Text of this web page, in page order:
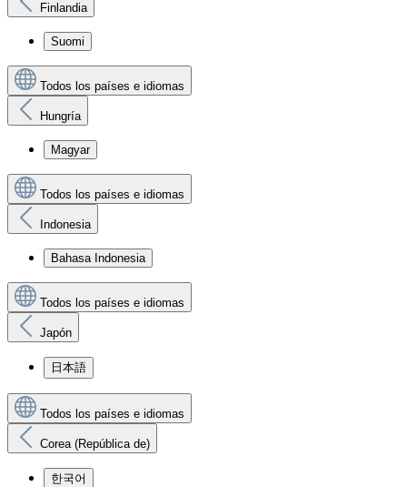
Finlandia
Suomi
Todos los países e idiomas
Hungría
Magyar
Todos los países e idiomas
Indonesia
Bahasa Indonesia
Todos los países e idiomas
Japón
日本語
Todos los países e idiomas
Corea (República de)
한국어